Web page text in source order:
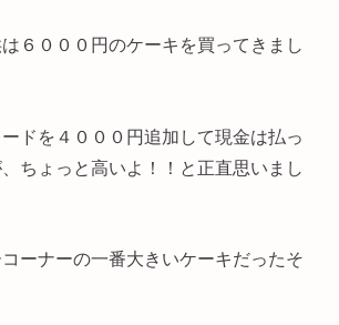
６０００円のケーキを買ってきまし
ドを４０００円追加して現金は払っ
ちょっと高いよ！！と正直思いまし
ーナーの一番大きいケーキだったそ